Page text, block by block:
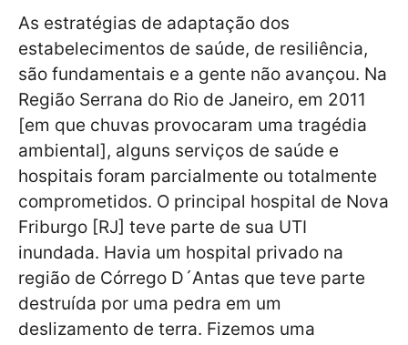
As estratégias de adaptação dos
estabelecimentos de saúde, de resiliência,
são fundamentais e a gente não avançou. Na
Região Serrana do Rio de Janeiro, em 2011
[em que chuvas provocaram uma tragédia
ambiental], alguns serviços de saúde e
hospitais foram parcialmente ou totalmente
comprometidos. O principal hospital de Nova
Friburgo [RJ] teve parte de sua UTI
inundada. Havia um hospital privado na
região de Córrego D´Antas que teve parte
destruída por uma pedra em um
deslizamento de terra. Fizemos uma